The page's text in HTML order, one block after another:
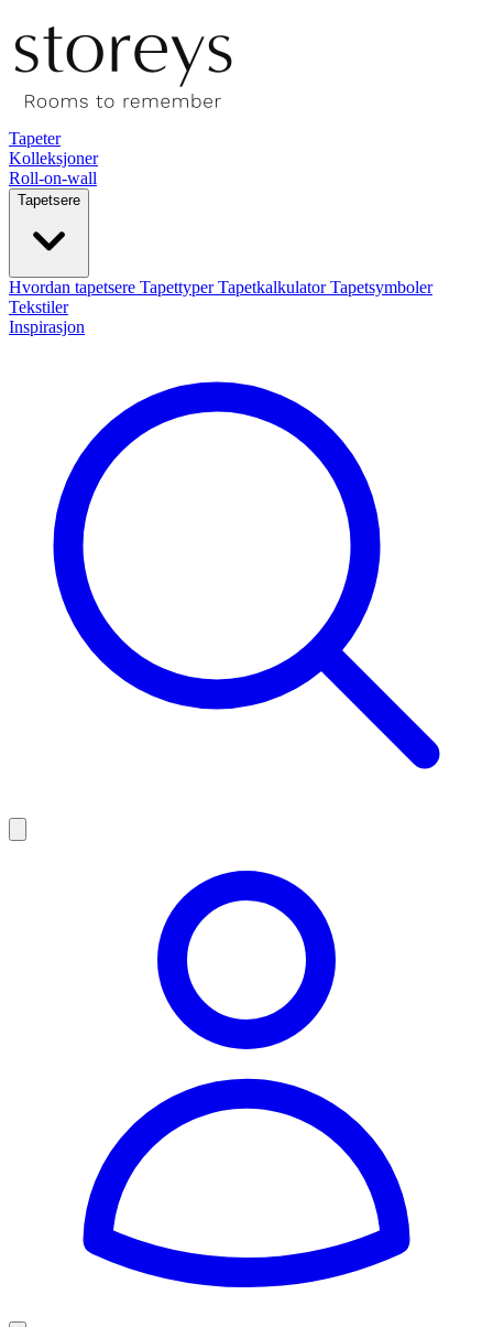
Tapeter
Kolleksjoner
Roll-on-wall
Tapetsere
Hvordan tapetsere TapettyperTapetkalkulatorTapetsymboler
Tekstiler
Inspirasjon